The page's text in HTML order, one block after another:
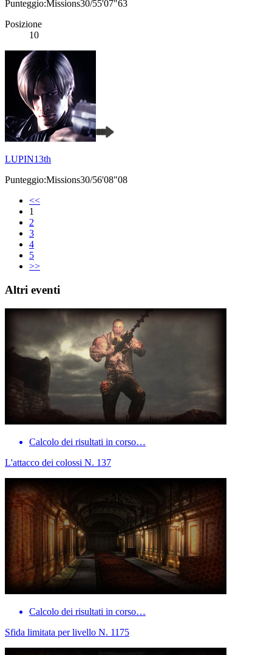
Punteggio:Missions30/55'07"63
Posizione
10
LUPIN13th
Punteggio:Missions30/56'08"08
<<
1
2
3
4
5
>>
Altri eventi
Calcolo dei risultati in corso…
L'attacco dei colossi N. 137
Calcolo dei risultati in corso…
Sfida limitata per livello N. 1175